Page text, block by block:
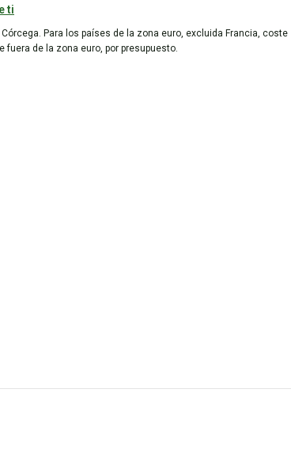
ti
Para los países de la zona euro, excluida Francia, coste
fuera de la zona euro, por presupuesto.